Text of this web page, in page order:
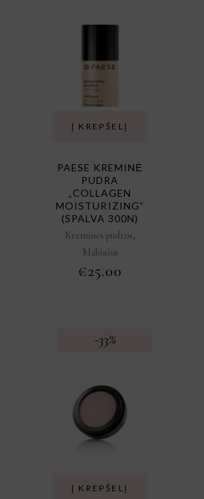
Į KREPŠELĮ
PAESE KREMINĖ
PUDRA
„COLLAGEN
MOISTURIZING”
(SPALVA 300N)
Kreminės pudros,
Makiažui
€25.00
-33%
Į KREPŠELĮ